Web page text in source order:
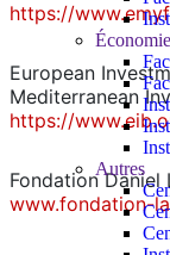
Autres
https://
European
Mediterranean
https://
Fondation Daniel
www.fondation-